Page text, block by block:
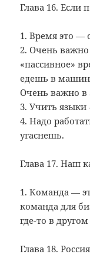
Глава 16. Если
1. Время это —
2. Очень важно
«пассивное»
едешь в
Очень важно в
3. Учить
4. Надо
угаснешь.
Глава 17. Наш
1. Команда —
команда для
где-то в
Глава 18.